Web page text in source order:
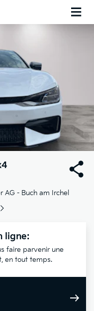
AG - Buch am Irchel
ligne:
faire parvenir une
en tout temps.